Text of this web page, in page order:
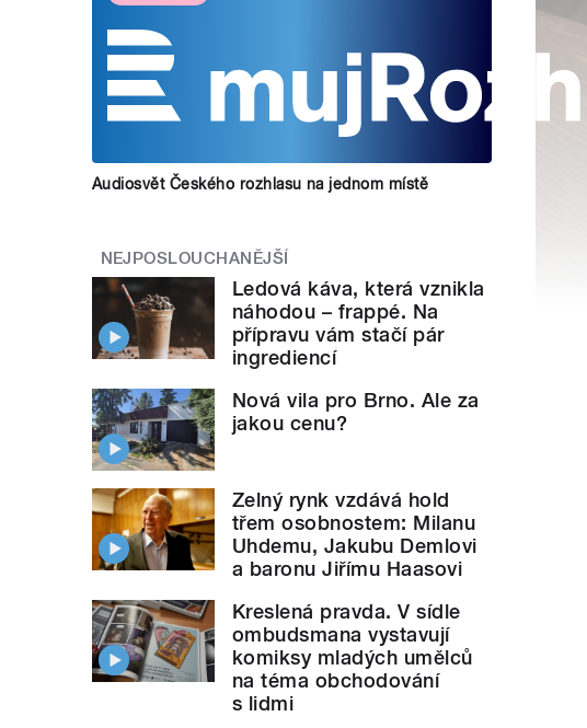
Audiosvět Českého rozhlasu na jednom místě
NEJPOSLOUCHANĚJŠÍ
Ledová káva, která vznikla
náhodou – frappé. Na
přípravu vám stačí pár
ingrediencí
Nová vila pro Brno. Ale za
jakou cenu?
Zelný rynk vzdává hold
třem osobnostem: Milanu
Uhdemu, Jakubu Demlovi
a baronu Jiřímu Haasovi
Kreslená pravda. V sídle
ombudsmana vystavují
komiksy mladých umělců
na téma obchodování
s lidmi